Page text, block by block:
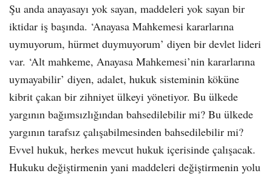
Şu anda anayasayı yok sayan, maddeleri yok sayan bir
iktidar iş başında. ‘Anayasa Mahkemesi kararlarına
uymuyorum, hürmet duymuyorum’ diyen bir devlet lideri
var. ‘Alt mahkeme, Anayasa Mahkemesi’nin kararlarına
uymayabilir’ diyen, adalet, hukuk sisteminin köküne
kibrit çakan bir zihniyet ülkeyi yönetiyor. Bu ülkede
yargının bağımsızlığından bahsedilebilir mi? Bu ülkede
yargının tarafsız çalışabilmesinden bahsedilebilir mi?
Evvel hukuk, herkes mevcut hukuk içerisinde çalışacak.
Hukuku değiştirmenin yani maddeleri değiştirmenin yolu